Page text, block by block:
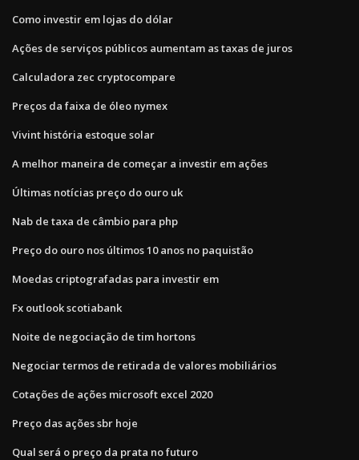
Como investir em lojas do dólar
Ações de serviços públicos aumentam as taxas de juros
Calculadora zec cryptocompare
Preços da faixa de óleo nymex
Vivint história estoque solar
A melhor maneira de começar a investir em ações
Últimas notícias preço do ouro uk
Nab de taxa de câmbio para php
Preço do ouro nos últimos 10 anos no paquistão
Moedas criptografadas para investir em
Fx outlook scotiabank
Noite de negociação de tim hortons
Negociar termos de retirada de valores mobiliários
Cotações de ações microsoft excel 2020
Preço das ações sbr hoje
Qual será o preço da prata no futuro